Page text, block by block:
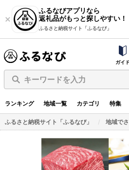
ふるなびアプリなら
返礼品がもっと探しやすい！
ふるさと納税サイト「ふるなび」
ガイド
キーワードを入力
ランキング 地域一覧 カテゴリ 特集
ふるさと納税サイト「ふるなび」 地域で